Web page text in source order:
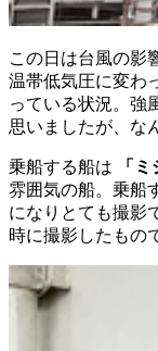
この日は台風の影
温帯低気圧に変わ
っている状況。強
思いましたが、な
乗船する船は 「
雰囲気の船。乗船
になりとても撮影
時に撮影したもの